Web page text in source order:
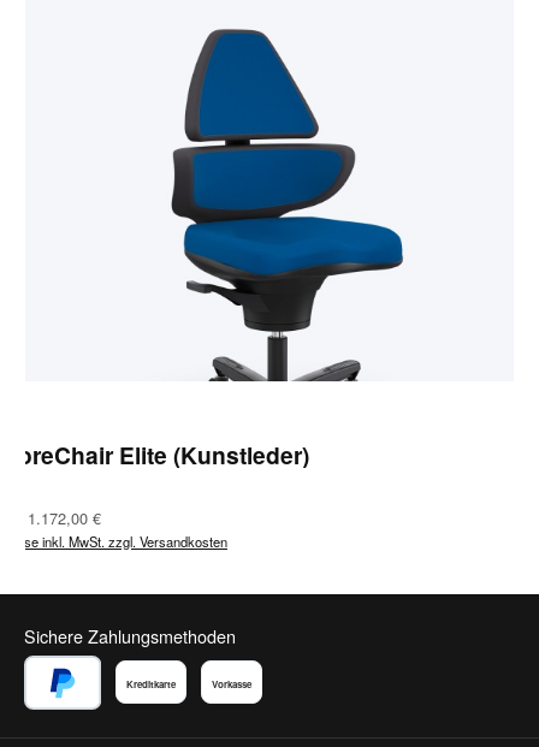
CoreChair Elite (Kunstleder)
Regulärer Preis:
1.172,00 €
Preise inkl. MwSt. zzgl. Versandkosten
Sichere Zahlungsmethoden
Kreditkarte Vorkasse